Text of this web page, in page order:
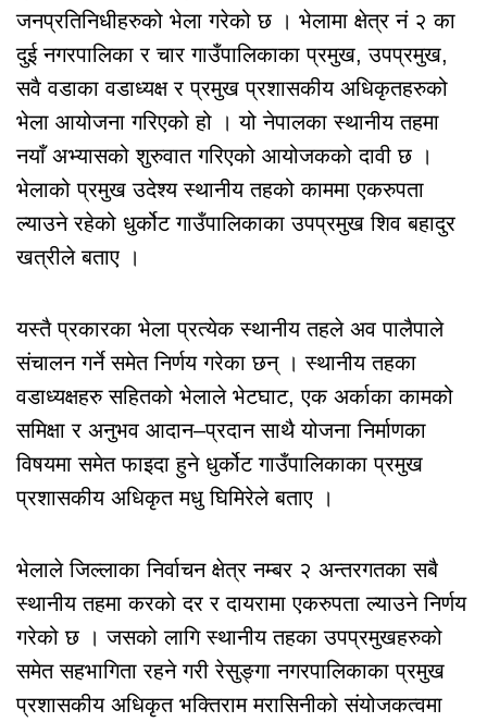
जनप्रतिनिधीहरुको भेला गरेको छ । भेलामा क्षेत्र नं २ का
दुई नगरपालिका र चार गाउँपालिकाका प्रमुख, उपप्रमुख,
सवै वडाका वडाध्यक्ष र प्रमुख प्रशासकीय अधिकृतहरुको
भेला आयोजना गरिएको हो । यो नेपालका स्थानीय तहमा
नयाँ अभ्यासको शुरुवात गरिएको आयोजकको दावी छ ।
भेलाको प्रमुख उदेश्य स्थानीय तहको काममा एकरुपता
ल्याउने रहेको धुर्कोट गाउँपालिकाका उपप्रमुख शिव बहादुर
खत्रीले बताए ।
यस्तै प्रकारका भेला प्रत्येक स्थानीय तहले अव पालैपाले
संचालन गर्ने समेत निर्णय गरेका छन् । स्थानीय तहका
वडाध्यक्षहरु सहितको भेलाले भेटघाट, एक अर्काका कामको
समिक्षा र अनुभव आदान–प्रदान साथै योजना निर्माणका
विषयमा समेत फाइदा हुने धुर्कोट गाउँपालिकाका प्रमुख
प्रशासकीय अधिकृत मधु घिमिरेले बताए ।
भेलाले जिल्लाका निर्वाचन क्षेत्र नम्बर २ अन्तरगतका सबै
स्थानीय तहमा करको दर र दायरामा एकरुपता ल्याउने निर्णय
गरेको छ । जसको लागि स्थानीय तहका उपप्रमुखहरुको
समेत सहभागिता रहने गरी रेसुङ्गा नगरपालिकाका प्रमुख
प्रशासकीय अधिकृत भक्तिराम मरासिनीको संयोजकत्वमा